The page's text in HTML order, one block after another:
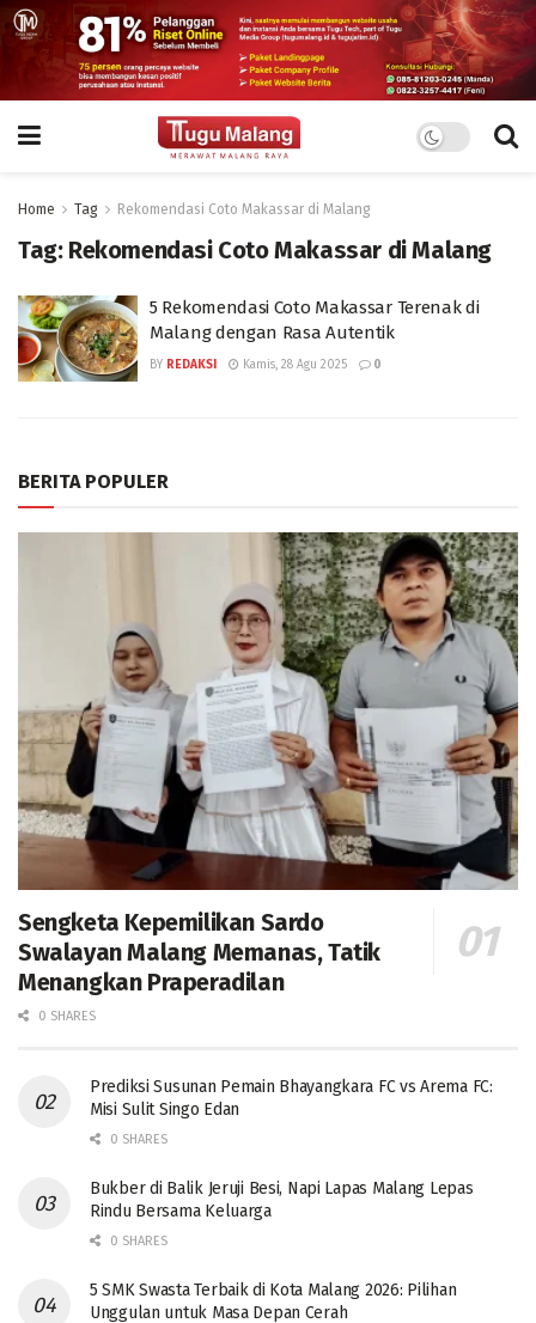
Home Tag Rekomendasi Coto Makassar di Malang
Tag: Rekomendasi Coto Makassar di Malang
5 Rekomendasi Coto Makassar Terenak di
Malang dengan Rasa Autentik
BY REDAKSI Kamis, 28 Agu 2025 0
BERITA POPULER
Sengketa Kepemilikan Sardo
Swalayan Malang Memanas, Tatik
Menangkan Praperadilan
0 SHARES
Prediksi Susunan Pemain Bhayangkara FC vs Arema FC:
Misi Sulit Singo Edan
0 SHARES
Bukber di Balik Jeruji Besi, Napi Lapas Malang Lepas
Rindu Bersama Keluarga
0 SHARES
5 SMK Swasta Terbaik di Kota Malang 2026: Pilihan
Unggulan untuk Masa Depan Cerah